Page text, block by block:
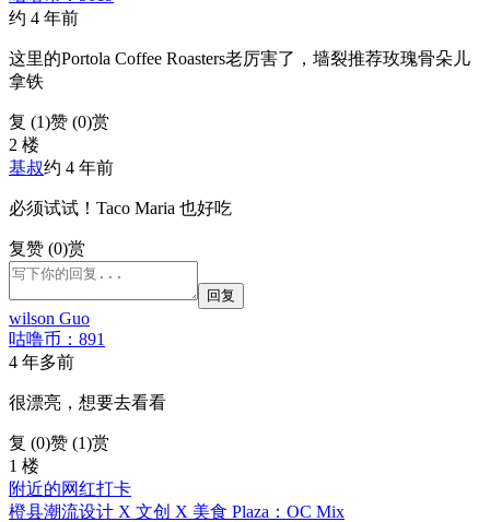
约 4 年前
这里的Portola Coffee Roasters老厉害了，墙裂推荐玫瑰骨朵儿
拿铁
复 (1)赞 (0)赏
2 楼
基叔约 4 年前
必须试试！Taco Maria 也好吃
复赞 (0)赏
回复
wilson Guo
咕噜币：891
4 年多前
很漂亮，想要去看看
复 (0)赞 (1)赏
1 楼
附近的网红打卡
橙县潮流设计 X 文创 X 美食 Plaza：OC Mix